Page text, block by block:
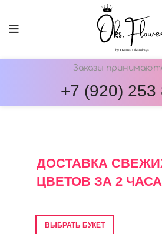
Заказы
+7 (920) 253
ДОСТАВКА
ЦВЕТОВ ЗА 2 ЧАСА
ВЫБРАТЬ БУКЕТ